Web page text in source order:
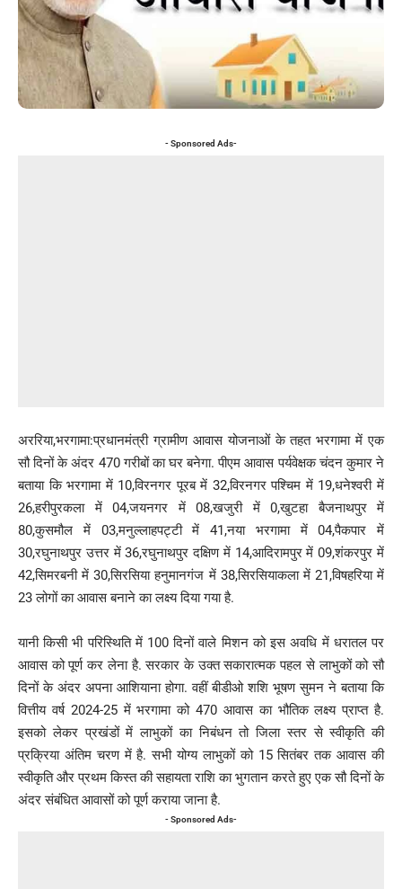
- Sponsored Ads-
अररिया,भरगामा:प्रधानमंत्री ग्रामीण आवास योजनाओं के तहत भरगामा में एक
सौ दिनों के अंदर 470 गरीबों का घर बनेगा. पीएम आवास पर्यवेक्षक चंदन कुमार ने
बताया कि भरगामा में 10,विरनगर पूरब में 32,विरनगर पश्चिम में 19,धनेश्वरी में
26,हरीपुरकला में 04,जयनगर में 08,खजुरी में 0,खुटहा बैजनाथपुर में
80,कुसमौल में 03,मनुल्लाहपट्टी में 41,नया भरगामा में 04,पैकपार में
30,रघुनाथपुर उत्तर में 36,रघुनाथपुर दक्षिण में 14,आदिरामपुर में 09,शंकरपुर में
42,सिमरबनी में 30,सिरसिया हनुमानगंज में 38,सिरसियाकला में 21,विषहरिया में
23 लोगों का आवास बनाने का लक्ष्य दिया गया है.
यानी किसी भी परिस्थिति में 100 दिनों वाले मिशन को इस अवधि में धरातल पर
आवास को पूर्ण कर लेना है. सरकार के उक्त सकारात्मक पहल से लाभुकों को सौ
दिनों के अंदर अपना आशियाना होगा. वहीं बीडीओ शशि भूषण सुमन ने बताया कि
वित्तीय वर्ष 2024-25 में भरगामा को 470 आवास का भौतिक लक्ष्य प्राप्त है.
इसको लेकर प्रखंडों में लाभुकों का निबंधन तो जिला स्तर से स्वीकृति की
प्रक्रिया अंतिम चरण में है. सभी योग्य लाभुकों को 15 सितंबर तक आवास की
स्वीकृति और प्रथम किस्त की सहायता राशि का भुगतान करते हुए एक सौ दिनों के
अंदर संबंधित आवासों को पूर्ण कराया जाना है.
- Sponsored Ads-